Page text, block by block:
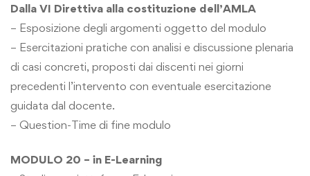
Dalla VI Direttiva alla costituzione dell’AMLA
– Esposizione degli argomenti oggetto del modulo
– Esercitazioni pratiche con analisi e discussione plenaria
di casi concreti, proposti dai discenti nei giorni
precedenti l’intervento con eventuale esercitazione
guidata dal docente.
– Question-Time di fine modulo
MODULO 20 – in E-Learning